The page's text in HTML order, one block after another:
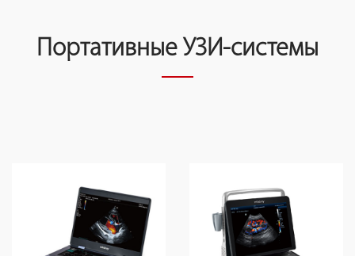
Портативные УЗИ-системы